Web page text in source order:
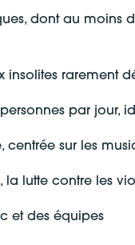
dont au moins
insolites rarement
par jour,
sur les
lutte contre les
et des équipes